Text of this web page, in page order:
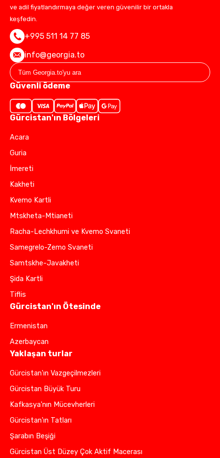
ve adil fiyatlandırmaya değer veren güvenilir bir ortakla
keşfedin.
+995 511 14 77 85
info@georgia.to
Güvenli ödeme
Gürcistan'ın Bölgeleri
Acara
Guria
İmereti
Kakheti
Kvemo Kartli
Mtskheta-Mtianeti
Racha-Lechkhumi ve Kvemo Svaneti
Samegrelo-Zemo Svaneti
Samtskhe-Javakheti
Şida Kartli
Tiflis
Gürcistan'ın Ötesinde
Ermenistan
Azerbaycan
Yaklaşan turlar
Gürcistan'ın Vazgeçilmezleri
Gürcistan Büyük Turu
Kafkasya'nın Mücevherleri
Gürcistan'ın Tatları
Şarabın Beşiği
Gürcistan Üst Düzey Çok Aktif Macerası